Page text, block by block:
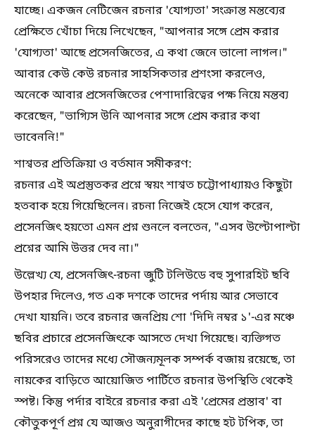
যাচ্ছে। একজন নেটিজেন রচনার 'যোগ্যতা' সংক্রান্ত মন্তব্যের
প্রেক্ষিতে খোঁচা দিয়ে লিখেছেন, "আপনার সঙ্গে প্রেম করার
'যোগ্যতা' আছে প্রসেনজিতের, এ কথা জেনে ভালো লাগল।"
আবার কেউ কেউ রচনার সাহসিকতার প্রশংসা করলেও,
অনেকে আবার প্রসেনজিতের পেশাদারিত্বের পক্ষ নিয়ে মন্তব্য
করেছেন, "ভাগ্যিস উনি আপনার সঙ্গে প্রেম করার কথা
ভাবেননি!"
শাশ্বতর প্রতিক্রিয়া ও বর্তমান সমীকরণ:
রচনার এই অপ্রস্তুতকর প্রশ্নে স্বয়ং শাশ্বত চট্টোপাধ্যায়ও কিছুটা
হতবাক হয়ে গিয়েছিলেন। রচনা নিজেই হেসে যোগ করেন,
প্রসেনজিৎ হয়তো এমন প্রশ্ন শুনলে বলতেন, "এসব উল্টোপাল্টা
প্রশ্নের আমি উত্তর দেব না।"
উল্লেখ্য যে, প্রসেনজিৎ-রচনা জুটি টলিউডে বহু সুপারহিট ছবি
উপহার দিলেও, গত এক দশকে তাদের পর্দায় আর সেভাবে
দেখা যায়নি। তবে রচনার জনপ্রিয় শো 'দিদি নম্বর ১'-এর মঞ্চে
ছবির প্রচারে প্রসেনজিৎকে আসতে দেখা গিয়েছে। ব্যক্তিগত
পরিসরেও তাদের মধ্যে সৌজন্যমূলক সম্পর্ক বজায় রয়েছে, তা
নায়কের বাড়িতে আয়োজিত পার্টিতে রচনার উপস্থিতি থেকেই
স্পষ্ট। কিন্তু পর্দার বাইরে রচনার করা এই 'প্রেমের প্রস্তাব' বা
কৌতুকপূর্ণ প্রশ্ন যে আজও অনুরাগীদের কাছে হট টপিক, তা